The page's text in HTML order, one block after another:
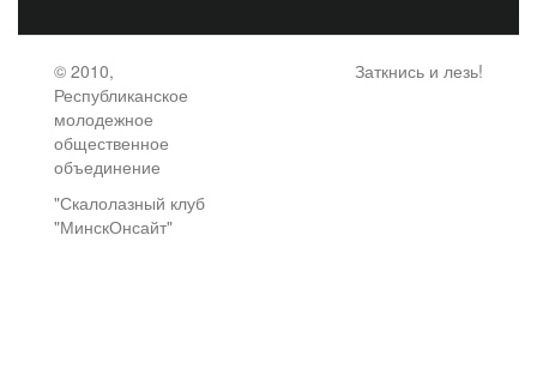
© 2010,
Республиканское
молодежное
общественное
объединение
"Скалолазный клуб
"МинскОнсайт"
Заткнись и лезь!